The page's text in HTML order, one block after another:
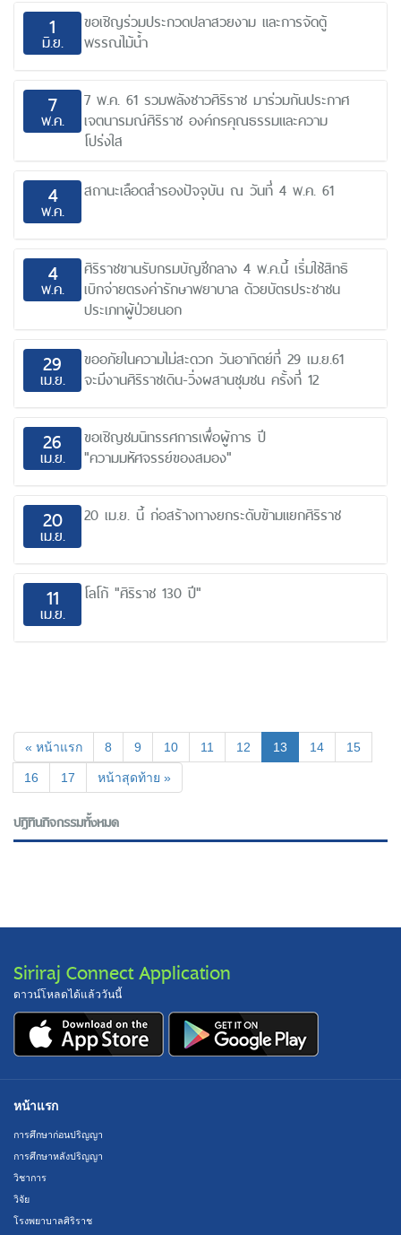
1
มิ.ย.
ขอเชิญร่วมประกวดปลาสวยงาม และการจัดตู้
พรรณไม้น้ำ
7
พ.ค.
7 พ.ค. 61 รวมพลังชาวศิริราช มาร่วมกันประกาศ
เจตนารมณ์ศิริราช องค์กรคุณธรรมและความ
โปร่งใส
4
พ.ค.
สถานะเลือดสำรองปัจจุบัน ณ วันที่ 4 พ.ค. 61
4
พ.ค.
ศิริราชขานรับกรมบัญชีกลาง 4 พ.ค.นี้ เริ่มใช้สิทธิ
เบิกจ่ายตรงค่ารักษาพยาบาล ด้วยบัตรประชาชน
ประเภทผู้ป่วยนอก
29
เม.ย.
ขออภัยในความไม่สะดวก วันอาทิตย์ที่ 29 เม.ย.61
จะมีงานศิริราชเดิน-วิ่งผสานชุมชน ครั้งที่ 12
26
เม.ย.
ขอเชิญชมนิทรรศการเพื่อผู้การ ปี
"ความมหัศจรรย์ของสมอง"
20
เม.ย.
20 เม.ย. นี้ ก่อสร้างทางยกระดับข้ามแยกศิริราช
11
เม.ย.
โลโก้ "ศิริราช 130 ปี"
« หน้าแรก 8 9 10 11 12 13 (current)
14 15
16 17 หน้าสุดท้าย »
ปฎิทินกิจกรรมทั้งหมด
Siriraj Connect Application
ดาวน์โหลดได้แล้ววันนี้
หน้าแรก
การศึกษาก่อนปริญญา
การศึกษาหลังปริญญา
วิชาการ
วิจัย
โรงพยาบาลศิริราช